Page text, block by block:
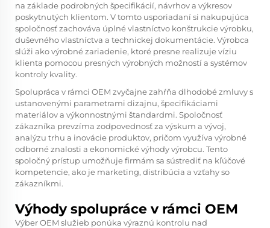
na základe podrobných špecifikácií, návrhov a výkresov
poskytnutých klientom. V tomto usporiadaní si nakupujúca
spoločnosť zachováva úplné vlastníctvo konštrukcie výrobku,
duševného vlastníctva a technickej dokumentácie. Výrobca
slúži ako výrobné zariadenie, ktoré presne realizuje víziu
klienta pomocou presných výrobných možností a systémov
kontroly kvality.
Spolupráca v rámci OEM zvyčajne zahŕňa dlhodobé zmluvy s
ustanovenými parametrami dizajnu, špecifikáciami
materiálov a výkonnostnými štandardmi. Spoločnosť
zákazníka prevzíma zodpovednosť za výskum a vývoj,
analýzu trhu a inovácie produktov, pričom využíva výrobné
odborné znalosti a ekonomické výhody výrobcu. Tento
spoločný prístup umožňuje firmám sa sústrediť na kľúčové
kompetencie, ako je marketing, distribúcia a vzťahy so
zákazníkmi.
Výhody spolupráce v rámci OEM
Výber OEM služieb ponúka výraznú kontrolu nad